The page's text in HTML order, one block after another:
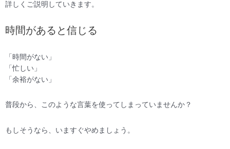
詳しくご説明していきます。
時間があると信じる
「時間がない」
「忙しい」
「余裕がない」
普段から、このような言葉を使ってしまっていませんか？
もしそうなら、いますぐやめましょう。